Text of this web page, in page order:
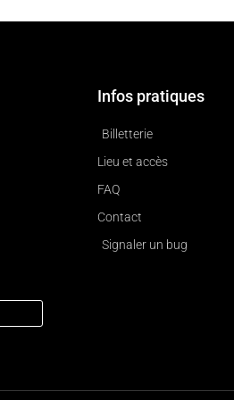
Infos pratiques
Billetterie
Lieu et accès
FAQ
Contact
Signaler un bug